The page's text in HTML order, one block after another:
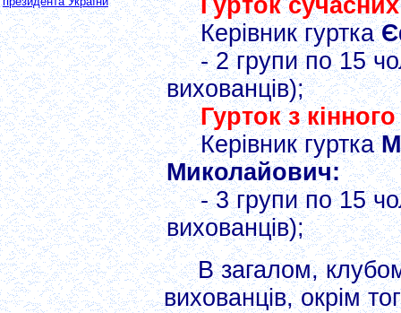
Гурток
Керівник гуртка
- 2 групи по 15
вихованців);
Гурток з
Керівник гуртка
Миколайович:
- 3 групи по 15
вихованців);
В загалом,
вихованців, окрім